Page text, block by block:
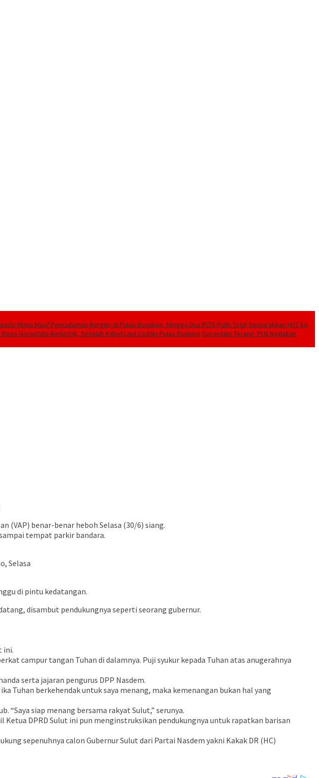
Minta Maaf Pemadaman Bergilir di Pulau Bunaken, Minggu Dua PLTD Pulih TotalSemarakkan HUT ke
Desa Gorontalo Berlistrik, Setelah Kabel Laut Listriki Pulau Dudepo Gorontalo Terang. PLN Nyalakan
(VAP) benar-benar heboh Selasa (30/6) siang.
tempat parkir bandara.
Selasa
di pintu kedatangan.
disambut pendukungnya seperti seorang gubernur.
ini.
campur tangan Tuhan di dalamnya. Puji syukur kepada Tuhan atas anugerahnya
serta jajaran pengurus DPP Nasdem.
Tuhan berkehendak untuk saya menang, maka kemenangan bukan hal yang
siap menang bersama rakyat Sulut,” serunya.
DPRD Sulut ini pun menginstruksikan pendukungnya untuk rapatkan barisan
sepenuhnya calon Gubernur Sulut dari Partai Nasdem yakni Kakak DR (HC)